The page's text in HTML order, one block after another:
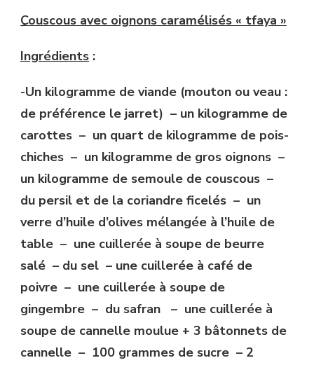
Couscous avec oignons caramélisés « tfaya »
Ingrédients :
-Un kilogramme de viande (mouton ou veau :
de préférence le jarret) – un kilogramme de
carottes – un quart de kilogramme de pois-
chiches – un kilogramme de gros oignons –
un kilogramme de semoule de couscous –
du persil et de la coriandre ficelés – un
verre d’huile d’olives mélangée à l’huile de
table – une cuillerée à soupe de beurre
salé – du sel – une cuillerée à café de
poivre – une cuillerée à soupe de
gingembre – du safran – une cuillerée à
soupe de cannelle moulue + 3 bâtonnets de
cannelle – 100 grammes de sucre – 2